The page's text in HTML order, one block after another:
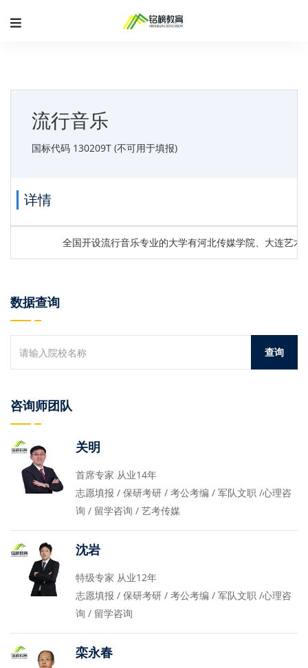
流行音乐
国标代码 130209T (不可用于填报)
详情
全国开设流行音乐专业的大学有河北传媒学院、大连艺
数据查询
咨询师团队
关明
首席专家 从业14年
志愿填报 / 保研考研 / 考公考编 / 军队文职 /心理咨
询 / 留学咨询 / 艺考传媒
沈岩
特级专家 从业12年
志愿填报 / 保研考研 / 考公考编 / 军队文职 /心理咨
询 / 留学咨询
栾永春